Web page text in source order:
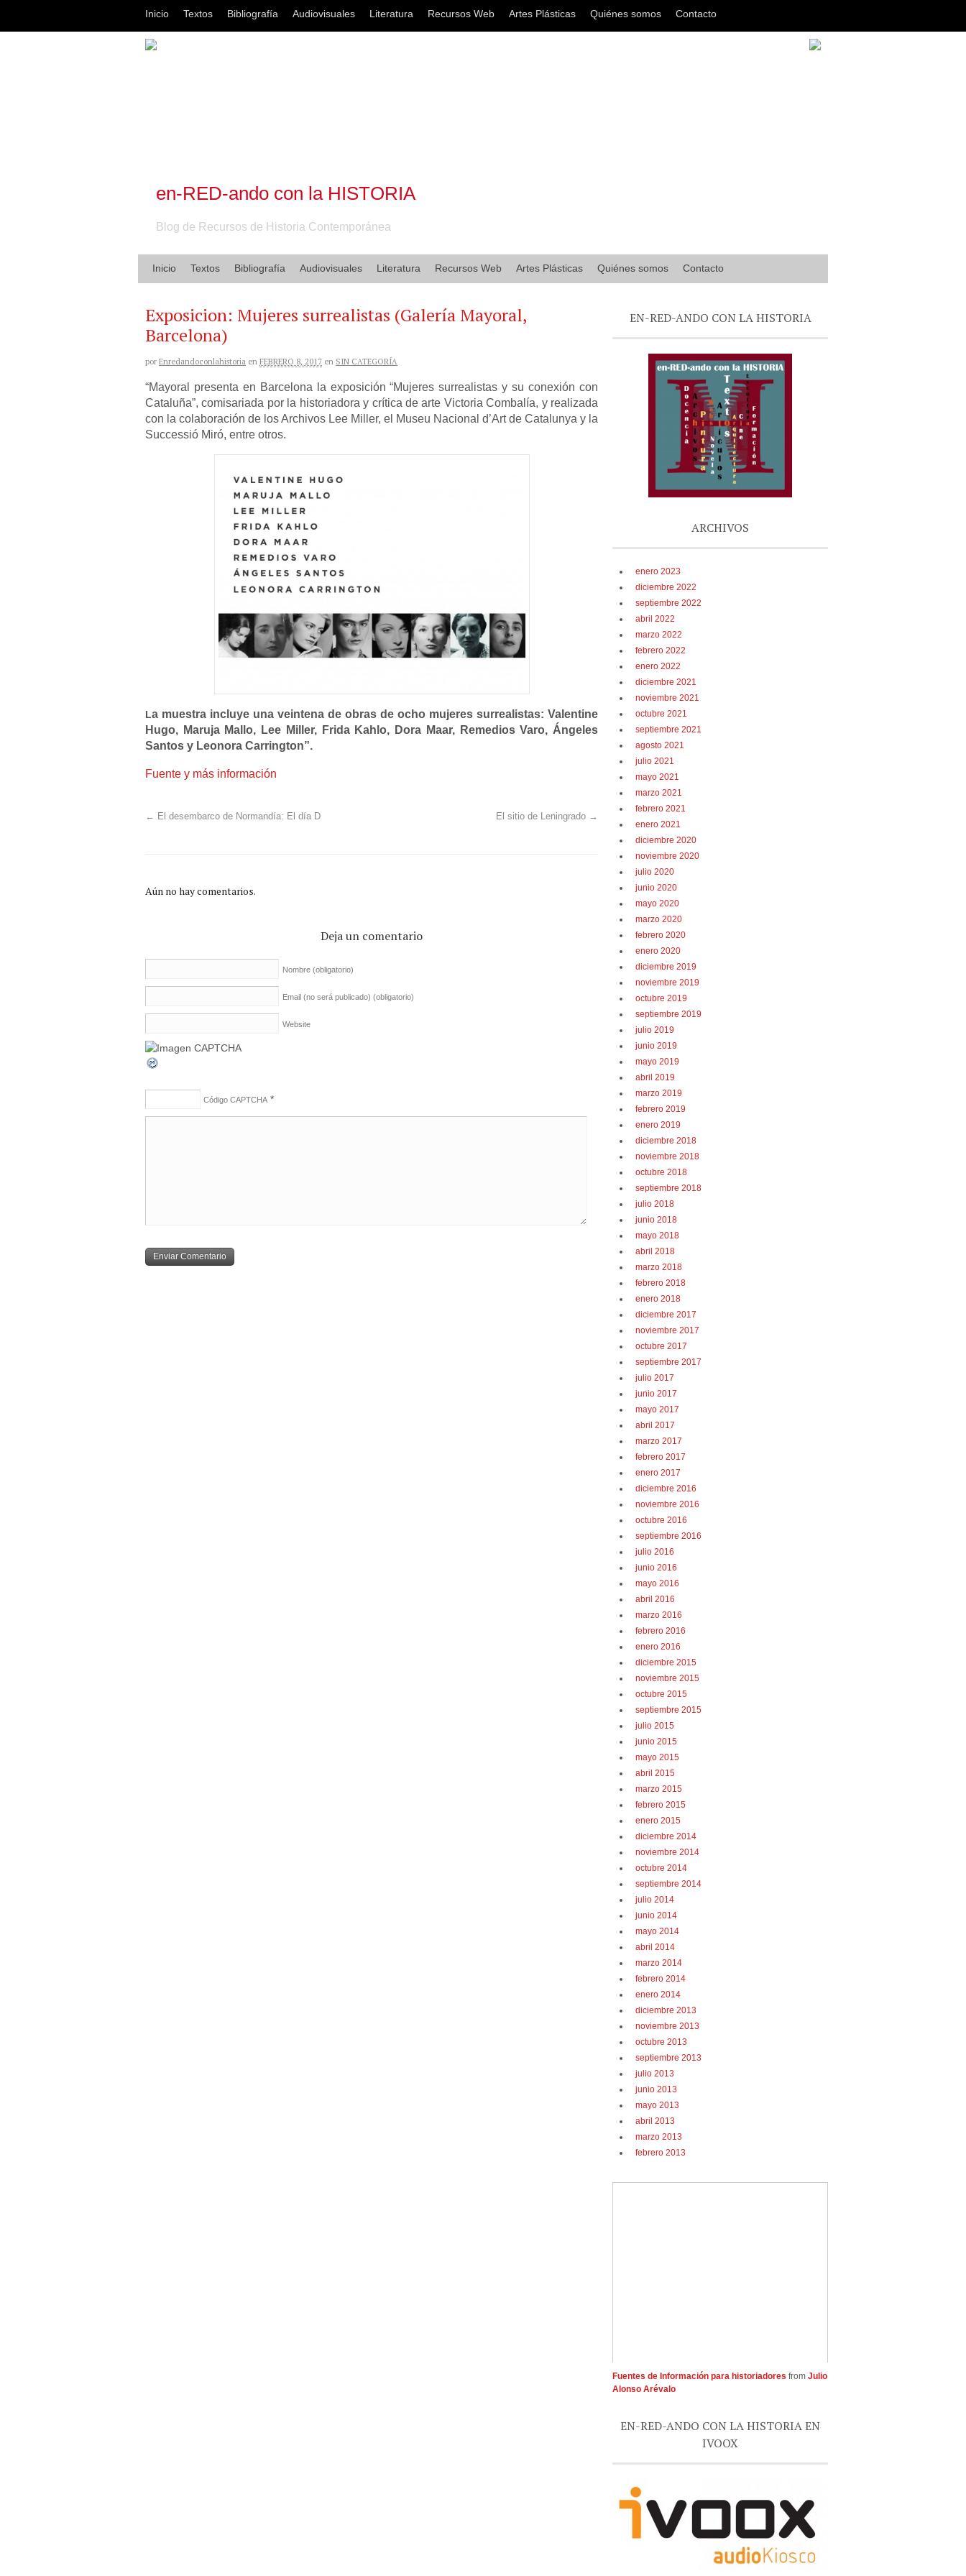
Inicio Textos Bibliografía Audiovisuales Literatura Recursos Web Artes Plásticas Quiénes somos Contacto
en-RED-ando con la HISTORIA
Blog de Recursos de Historia Contemporánea
Inicio Textos Bibliografía Audiovisuales Literatura Recursos Web Artes Plásticas Quiénes somos Contacto
Exposicion: Mujeres surrealistas (Galería Mayoral,
Barcelona)
por Enredandoconlahistoria en FEBRERO 8, 2017 en SIN CATEGORÍA
“Mayoral presenta en Barcelona la exposición “Mujeres surrealistas y su conexión con
Cataluña”, comisariada por la historiadora y crítica de arte Victoria Combalía, y realizada
con la colaboración de los Archivos Lee Miller, el Museu Nacional d’Art de Catalunya y la
Successió Miró, entre otros.
La muestra incluye una veintena de obras de ocho mujeres surrealistas: Valentine
Hugo, Maruja Mallo, Lee Miller, Frida Kahlo, Dora Maar, Remedios Varo, Ángeles
Santos y Leonora Carrington”.
Fuente y más información
← El desembarco de Normandía: El día D El sitio de Leningrado →
Aún no hay comentarios.
Deja un comentario
Nombre (obligatorio)
Email (no será publicado) (obligatorio)
Website
Código CAPTCHA *
EN-RED-ANDO CON LA HISTORIA
ARCHIVOS
enero 2023
diciembre 2022
septiembre 2022
abril 2022
marzo 2022
febrero 2022
enero 2022
diciembre 2021
noviembre 2021
octubre 2021
septiembre 2021
agosto 2021
julio 2021
mayo 2021
marzo 2021
febrero 2021
enero 2021
diciembre 2020
noviembre 2020
julio 2020
junio 2020
mayo 2020
marzo 2020
febrero 2020
enero 2020
diciembre 2019
noviembre 2019
octubre 2019
septiembre 2019
julio 2019
junio 2019
mayo 2019
abril 2019
marzo 2019
febrero 2019
enero 2019
diciembre 2018
noviembre 2018
octubre 2018
septiembre 2018
julio 2018
junio 2018
mayo 2018
abril 2018
marzo 2018
febrero 2018
enero 2018
diciembre 2017
noviembre 2017
octubre 2017
septiembre 2017
julio 2017
junio 2017
mayo 2017
abril 2017
marzo 2017
febrero 2017
enero 2017
diciembre 2016
noviembre 2016
octubre 2016
septiembre 2016
julio 2016
junio 2016
mayo 2016
abril 2016
marzo 2016
febrero 2016
enero 2016
diciembre 2015
noviembre 2015
octubre 2015
septiembre 2015
julio 2015
junio 2015
mayo 2015
abril 2015
marzo 2015
febrero 2015
enero 2015
diciembre 2014
noviembre 2014
octubre 2014
septiembre 2014
julio 2014
junio 2014
mayo 2014
abril 2014
marzo 2014
febrero 2014
enero 2014
diciembre 2013
noviembre 2013
octubre 2013
septiembre 2013
julio 2013
junio 2013
mayo 2013
abril 2013
marzo 2013
febrero 2013
Fuentes de Información para historiadores from Julio
Alonso Arévalo
EN-RED-ANDO CON LA HISTORIA EN
IVOOX